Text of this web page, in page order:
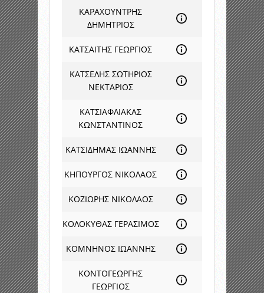
ΚΑΡΑΧΟΥΝΤΡΗΣ
ΔΗΜΗΤΡΙΟΣ
ΚΑΤΣΑΙΤΗΣ ΓΕΩΡΓΙΟΣ
ΚΑΤΣΕΛΗΣ ΣΩΤΗΡΙΟΣ
ΝΕΚΤΑΡΙΟΣ
ΚΑΤΣΙΑΦΛΙΑΚΑΣ
ΚΩΝΣΤΑΝΤΙΝΟΣ
ΚΑΤΣΙΔΗΜΑΣ ΙΩΑΝΝΗΣ
ΚΗΠΟΥΡΓΟΣ ΝΙΚΟΛΑΟΣ
ΚΟΖΙΩΡΗΣ ΝΙΚΟΛΑΟΣ
ΚΟΛΟΚΥΘΑΣ ΓΕΡΑΣΙΜΟΣ
ΚΟΜΝΗΝΟΣ ΙΩΑΝΝΗΣ
ΚΟΝΤΟΓΕΩΡΓΗΣ
ΓΕΩΡΓΙΟΣ